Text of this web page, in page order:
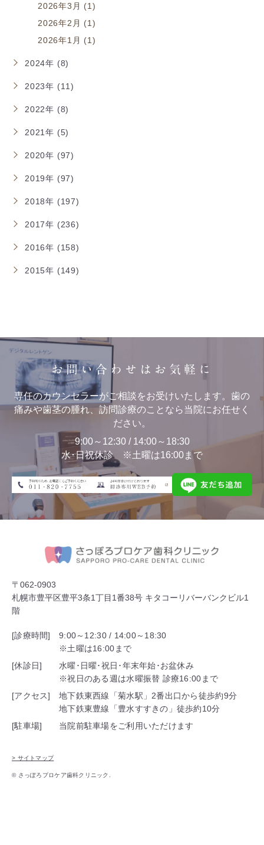
2026年3月 (1)
2026年2月 (1)
2026年1月 (1)
2024年 (8)
2023年 (11)
2022年 (8)
2021年 (5)
2020年 (97)
2019年 (97)
2018年 (197)
2017年 (236)
2016年 (158)
2015年 (149)
お問い合わせはお気軽に
専任のカウンセラーがご相談をお受けいたします。歯の
痛みや歯茎の腫れ、訪問診療のことなら当院にお任せく
ださい。
9:00～12:30 / 14:00～18:30
水･日祝休診 ※土曜は16:00まで
〒062-0903
札幌市豊平区豊平3条1丁目1番38号 キタコーリバーバンクビル1
階
[診療時間]
9:00～12:30 / 14:00～18:30
※土曜は16:00まで
[休診日]
水曜･日曜･祝日･年末年始･お盆休み
※祝日のある週は水曜振替 診療16:00まで
[アクセス]
地下鉄東西線「菊水駅」2番出口から徒歩約9分
地下鉄東豊線「豊水すすきの」徒歩約10分
[駐車場]
当院前駐車場をご利用いただけます
> サイトマップ
© さっぽろプロケア歯科クリニック.